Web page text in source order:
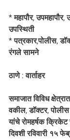
* महापौर, उपमहापौर,
उपस्थिती
* पत्रकार,पोलीस,
रंगले सामने
ठाणे : वार्ताहर
समाजात विविध
वकील, डॉक्टर, पोलीस
यांचे रोमहर्षक क्रिकेट
दिवशी रविवारी १५